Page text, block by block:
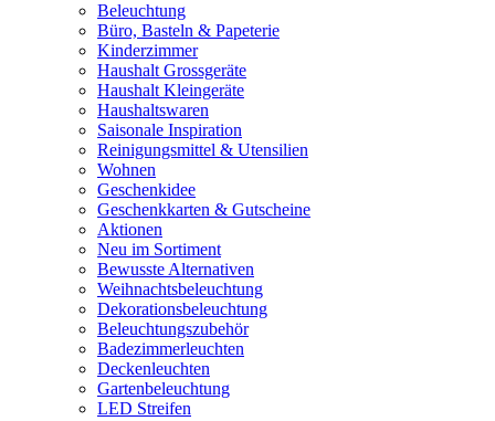
Beleuchtung
Büro, Basteln & Papeterie
Kinderzimmer
Haushalt Grossgeräte
Haushalt Kleingeräte
Haushaltswaren
Saisonale Inspiration
Reinigungsmittel & Utensilien
Wohnen
Geschenkidee
Geschenkkarten & Gutscheine
Aktionen
Neu im Sortiment
Bewusste Alternativen
Weihnachtsbeleuchtung
Dekorationsbeleuchtung
Beleuchtungszubehör
Badezimmerleuchten
Deckenleuchten
Gartenbeleuchtung
LED Streifen